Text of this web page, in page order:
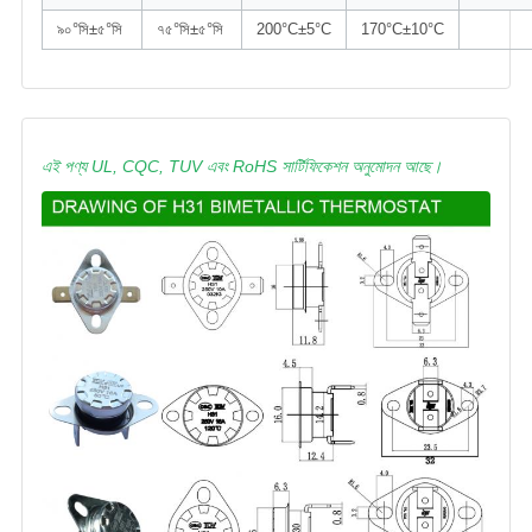
৯০°সি±৫°সি ৭৫°সি±৫°সি 200°C±5°C 170°C±10°C
এই পণ্য UL, CQC, TUV এবং RoHS সার্টিফিকেশন অনুমোদন আছে।